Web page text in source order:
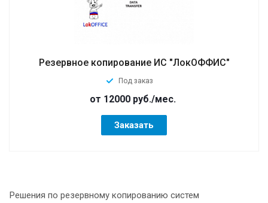
Резервное копирование ИС "ЛокОФФИС"
Под заказ
от 12000 руб./мес.
Заказать
Решения по резервному копированию систем